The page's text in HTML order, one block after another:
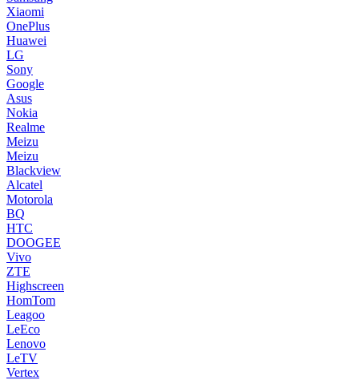
Xiaomi
OnePlus
Huawei
LG
Sony
Google
Asus
Nokia
Realme
Meizu
Meizu
Blackview
Alcatel
Motorola
BQ
HTC
DOOGEE
Vivo
ZTE
Highscreen
HomTom
Leagoo
LeEco
Lenovo
LeTV
Vertex